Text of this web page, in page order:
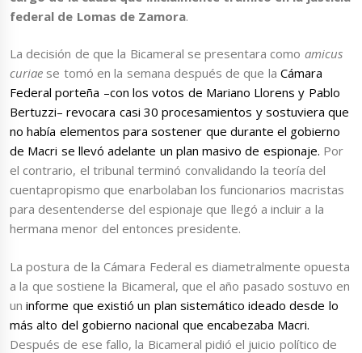
federal de Lomas de Zamora.
La decisión de que la Bicameral se presentara como amicus
curiae se tomó en la semana después de que la Cámara
Federal porteña –con los votos de Mariano Llorens y Pablo
Bertuzzi– revocara casi 30 procesamientos y sostuviera que
no había elementos para sostener que durante el gobierno
de Macri se llevó adelante un plan masivo de espionaje. Por
el contrario, el tribunal terminó convalidando la teoría del
cuentapropismo que enarbolaban los funcionarios macristas
para desentenderse del espionaje que llegó a incluir a la
hermana menor del entonces presidente.
La postura de la Cámara Federal es diametralmente opuesta
a la que sostiene la Bicameral, que el año pasado sostuvo en
uninforme que existió un plan sistemático ideado desde lo
más alto del gobierno nacional que encabezaba Macri.
Después de ese fallo, la Bicameral pidió el juicio político de